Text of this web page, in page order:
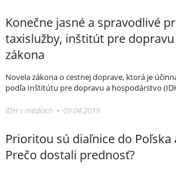
Konečne jasné a spravodlivé
taxislužby, inštitút pre
zákona
Novela zákona o cestnej doprave, ktorá je
podľa Inštitútu pre dopravu a hospodárstvo
IDH v médiach • 09.04.2019
Prioritou sú diaľnice do Poľska
Prečo dostali prednosť?